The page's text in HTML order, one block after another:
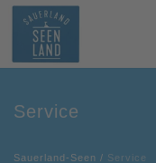
Service
Sauerland-Seen / Service